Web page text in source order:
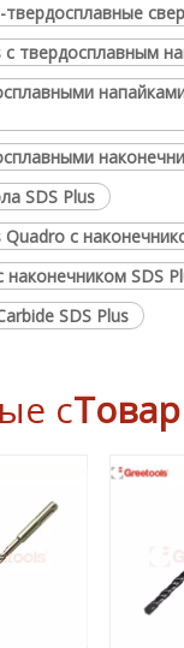
твердосплавные
с твердосплавным
SDS Plus
Quadro с
наконечником SDS
SDS Plus
с